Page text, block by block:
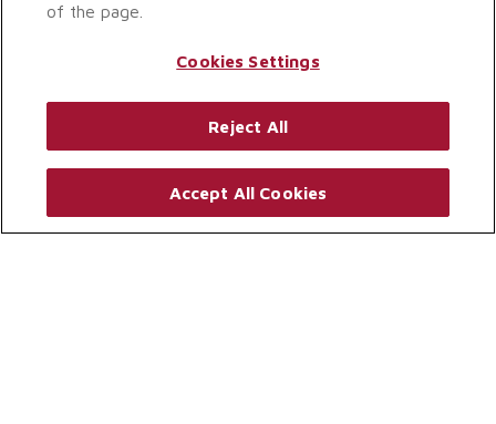
© GROUPAMA GAN REIM 2026. TOUS DROITS RÉSERVÉS.
of the page.
Cookies Settings
Reject All
Accept All Cookies